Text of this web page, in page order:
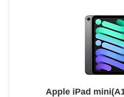
Apple iPad